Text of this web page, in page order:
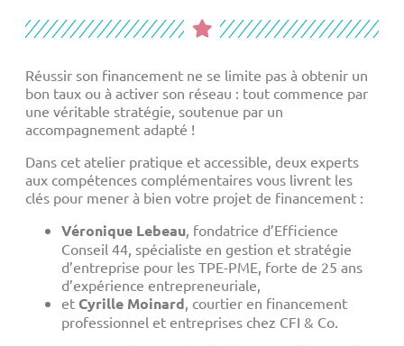
Réussir son financement ne se limite pas à obtenir un
bon taux ou à activer son réseau : tout commence par
une véritable stratégie, soutenue par un
accompagnement adapté !
Dans cet atelier pratique et accessible, deux experts
aux compétences complémentaires vous livrent les
clés pour mener à bien votre projet de financement :
Véronique Lebeau , fondatrice d’Efficience
Conseil 44, spécialiste en gestion et stratégie
d’entreprise pour les TPE-PME, forte de 25 ans
d’expérience entrepreneuriale,
et Cyrille Moinard , courtier en financement
professionnel et entreprises chez CFI & Co.